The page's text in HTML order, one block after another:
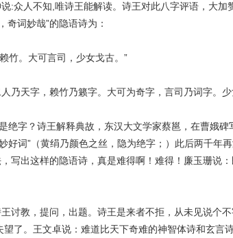
:众人不知,唯诗王能解读。诗王对此八字评语，大加
奇词妙哉”的隐语诗为：
大可言司，少女戈古。”
乃天字，赖竹乃籁字。大可为奇字，言司乃词字。少
字？诗王解释典故，东汉大文学家蔡邕，在曹娥碑
好词”（黄绢乃颜色之丝，隐为绝字；）此后两千年
写出这样的隐语诗，真是难得啊！难得！廉玉珊说
教，提问，出题。诗王是来者不拒，从未见说个不
了。王文卓说：难道比天下奇难的神智体诗和玄言